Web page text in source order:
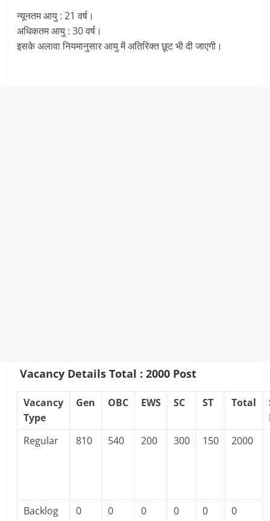
न्यूनतम आयु : 21 वर्ष।
अधिकतम आयु : 30 वर्ष।
इसके अलावा नियमानुसार आयु में अतिरिक्त छूट भी दी जाएगी।
Vacancy DetailsTotal : 2000 Post
Vacancy
Type
Gen OBC EWS SC ST Total
Regular
810 540 200 300 150 2000
Backlog 0 0 0 0 0 0